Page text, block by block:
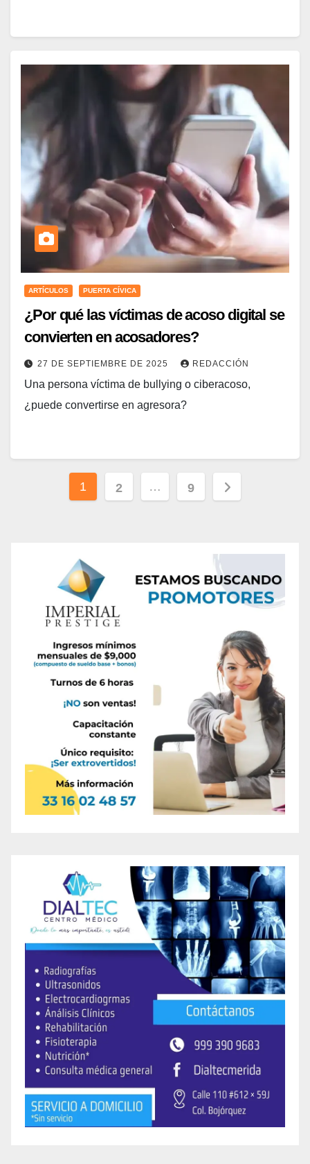
ARTÍCULOS PUERTA CÍVICA
¿Por qué las víctimas de acoso digital se
convierten en acosadores?
27 DE SEPTIEMBRE DE 2025 REDACCIÓN
Una persona víctima de bullying o ciberacoso,
¿puede convertirse en agresora?
Paginación
1 2 … 9